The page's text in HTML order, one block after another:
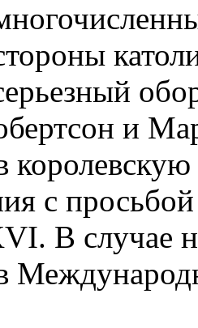
и
с
В случае